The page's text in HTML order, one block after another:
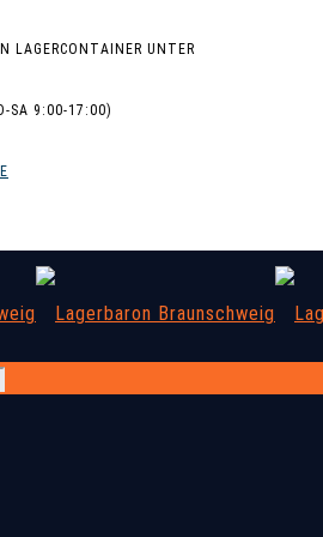
LAGERCONTAINER UNTER